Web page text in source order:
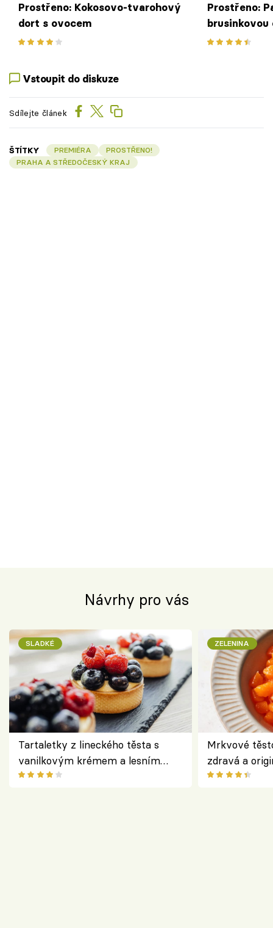
Prostřeno: Kokosovo-tvarohový
dort s ovocem
Prostřeno:
brusinkovou
kuskus a
Vstoupit do diskuze
Sdílejte článek
ŠTÍTKY PREMIÉRA
PROSTŘENO!
PRAHA A STŘEDOČESKÝ KRAJ
Návrhy pro vás
SLADKÉ
Tartaletky z lineckého těsta s
vanilkovým krémem a lesním
ovocem podle Bread Society
ZELENINA
Mrkvové
zdravá a
klasiky